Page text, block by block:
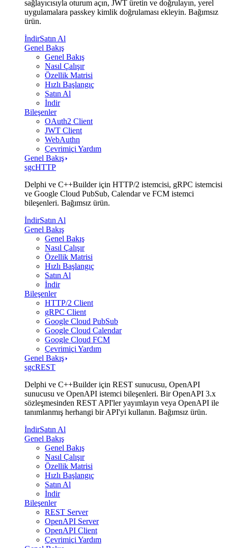
sağlayıcısıyla oturum açın, JWT üretin ve doğrulayın, yerel
uygulamalara passkey kimlik doğrulaması ekleyin. Bağımsız
ürün.
İndirSatın Al
Genel Bakış
Genel Bakış
Nasıl Çalışır
Özellik Matrisi
Hızlı Başlangıç
Satın Al
İndir
Bileşenler
OAuth2 Client
JWT Client
WebAuthn
Çevrimiçi Yardım
Genel Bakış
sgcHTTP
Delphi ve C++Builder için HTTP/2 istemcisi, gRPC istemcisi
ve Google Cloud PubSub, Calendar ve FCM istemci
bileşenleri. Bağımsız ürün.
İndirSatın Al
Genel Bakış
Genel Bakış
Nasıl Çalışır
Özellik Matrisi
Hızlı Başlangıç
Satın Al
İndir
Bileşenler
HTTP/2 Client
gRPC Client
Google Cloud PubSub
Google Cloud Calendar
Google Cloud FCM
Çevrimiçi Yardım
Genel Bakış
sgcREST
Delphi ve C++Builder için REST sunucusu, OpenAPI
sunucusu ve OpenAPI istemci bileşenleri. Bir OpenAPI 3.x
sözleşmesinden REST API'ler yayımlayın veya OpenAPI ile
tanımlanmış herhangi bir API'yi kullanın. Bağımsız ürün.
İndirSatın Al
Genel Bakış
Genel Bakış
Nasıl Çalışır
Özellik Matrisi
Hızlı Başlangıç
Satın Al
İndir
Bileşenler
REST Server
OpenAPI Server
OpenAPI Client
Çevrimiçi Yardım